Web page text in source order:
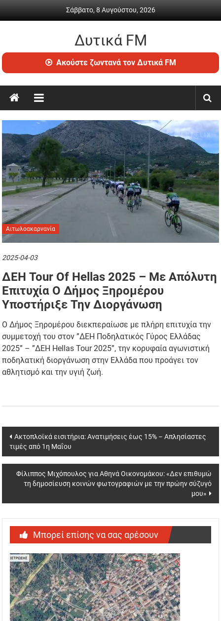
Σάββατο, 8 Αυγούστου, 2026
Δυτικά FM
Ραδιόφωνο
•
ενημέρωση
Ακούστε ζωντανά τον Δυτικά FM
Αιτωλοακαρνανία
2025-04-03
ΔΕΗ Tour Of Hellas 2025 – Με Απόλυτη
Επιτυχία Ο Δήμος Ξηρομέρου
Υποστήριξε Την Διοργάνωση
Ο Δήμος Ξηρομέρου διεκπεραίωσε με πλήρη επιτυχία την
συμμετοχή του στον ”ΔΕΗ Ποδηλατικός Γύρος Ελλάδας
2025” – ”ΔΕΗ Hellas Tour 2025”, την κορυφαία αγωνιστική
ποδηλατική διοργάνωση στην Ελλάδα που προάγει τον
αθλητισμό και την υγιή ζωή.
Post
navigation
Ακτοπλοϊκά εισιτήρια: Ανατιμήσεις έως 15% – Απλησίαστες
τιμές από 1η Μαΐου
Φίλιππος Μιχόπουλος για Αθηνά Οικονομάκου: «Δεν επιθυμώ
τη δημοσίευση κοινών φωτογραφιών με την πρώην σύζυγό
μου»
Μπορεί επίσης να σας αρέσουν